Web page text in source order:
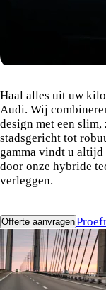
Haal alles uit uw
Audi. Wij
design met een
stadsgericht tot
gamma vindt u
door onze hybride
verleggen.
Offerte aanvragen